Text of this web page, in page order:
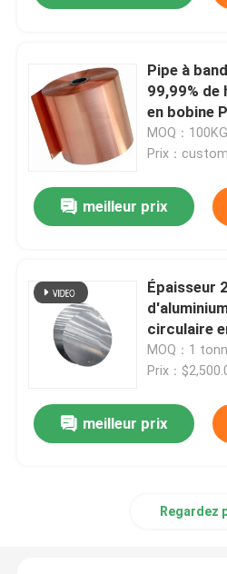
Pipe à
99,99% de
en bobine
bobine
MOQ：100KG
Prix：
meilleur prix
Épaisseur
circulaire
1060 1070
MOQ：1
Prix：
meilleur prix
Regardez